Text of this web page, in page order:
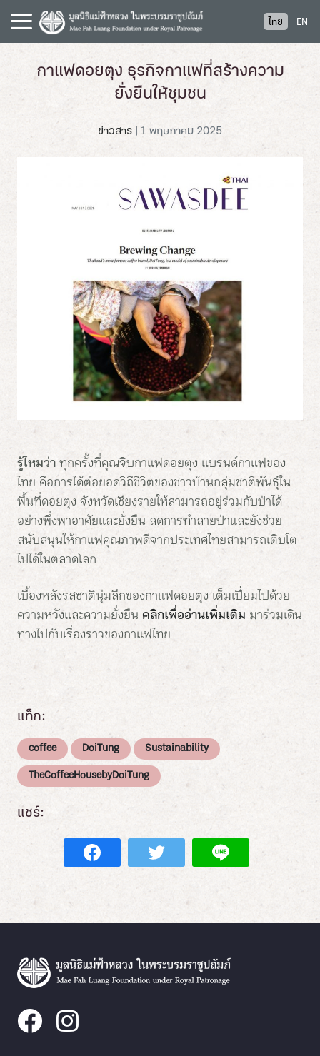
i
ไทย EN
กาแฟดอยตุง ธุรกิจกาแฟที่สร้างความ
ยั่งยืนให้ชุมชน
ข่าวสาร 1 พฤษภาคม 2025
รู้ไหมว่าทุกครั้งที่คุณจิบกาแฟดอยตุง แบรนด์กาแฟของ
ไทย คือการได้ต่อยอดวิถีชีวิตของชาวบ้านกลุ่มชาติพันธุ์ใน
พื้นที่ดอยตุง จังหวัดเชียงรายให้สามารถอยู่ร่วมกับป่าได้
อย่างพึ่งพาอาศัยและยั่งยืน ลดการทำลายป่าและยังช่วย
สนับสนุนให้กาแฟคุณภาพดีจากประเทศไทยสามารถเติบโต
ไปได้ในตลาดโลก
เบื้องหลังรสชาตินุ่มลึกของกาแฟดอยตุง เต็มเปี่ยมไปด้วย
ความหวังและความยั่งยืนคลิกเพื่ออ่านเพิ่มเติม มาร่วมเดิน
ทางไปกับเรื่องราวของกาแฟไทย
แท็ก:
coffee DoiTung Sustainability
TheCoffeeHousebyDoiTung
แชร์: